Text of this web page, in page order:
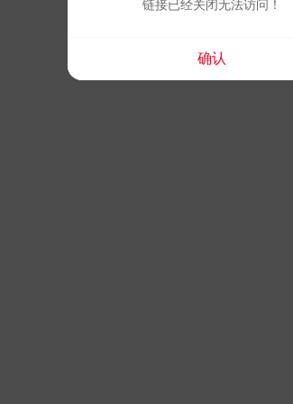
链接已经关闭无法访问！
链接已经关闭无法访问！
确认